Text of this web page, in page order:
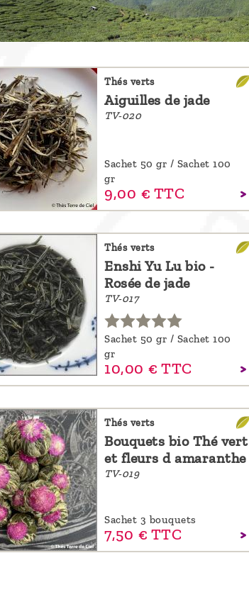
Thés verts
Aiguilles de jade
TV-020
Sachet 50 gr / Sachet 100
gr
9,00 € TTC
Thés verts
Enshi Yu Lu bio -
Rosée de jade
TV-017
Sachet 50 gr / Sachet 100
gr
10,00 € TTC
Thés verts
Bouquets bio Thé vert
et fleurs d amaranthe
TV-019
Sachet 3 bouquets
7,50 € TTC